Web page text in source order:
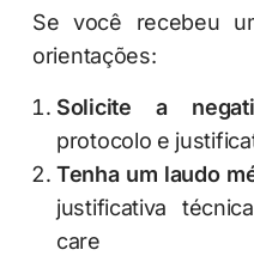
Se você recebeu
orientações:
Solicite a
protocolo e
Tenha um laudo
justificativa
care